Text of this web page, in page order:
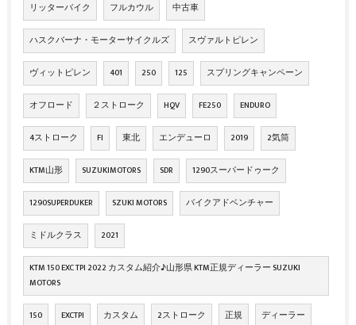
リッターバイク フルカウル 中古車
ハスクバーナ・モーターサイクルズ スヴァルトピレン
ヴィットピレン 401 250 125 スプリングキャンペーン
オフロード ２ストローク HQV FE250 ENDURO
4ストローク FI 東北 エンデューロ 2019 2気筒
KTM山形 SUZUKIMOTORS SDR 1290スーパードゥーク
1290SUPERDUKER SZUKI MOTORS バイクアドベンチャー
ミドルクラス 2021
KTM 150 EXC TPI 2022 カスタム紹介♪山形県 KTM正規ディーラー SUZUKI
MOTORS
150 EXCTPI カスタム 2ストローク 正規 ディーラー